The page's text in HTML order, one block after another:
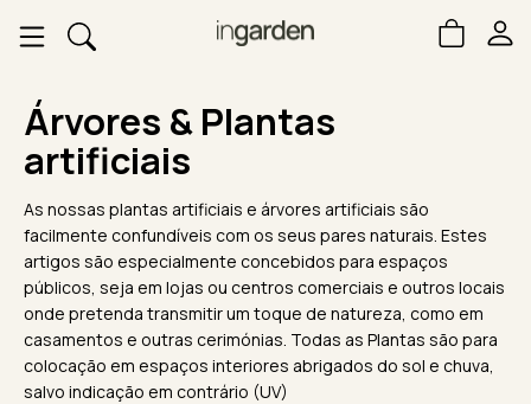
Árvores & Plantas
artificiais
As nossas plantas artificiais e árvores artificiais são
facilmente confundíveis com os seus pares naturais. Estes
artigos são especialmente concebidos para espaços
públicos, seja em lojas ou centros comerciais e outros locais
onde pretenda transmitir um toque de natureza, como em
casamentos e outras cerimónias. Todas as Plantas são para
colocação em espaços interiores abrigados do sol e chuva,
salvo indicação em contrário (UV)